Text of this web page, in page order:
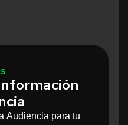
Audiencia para tu